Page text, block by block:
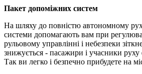
Пакет допоміжних систем
На шляху до повністю автономному
системи допомагають вам при
рульовому управлінні і небезпеки
знижується - пасажири і учасники
Так ви легко і безпечно прибудете на